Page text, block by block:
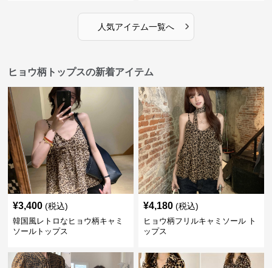
人気アイテム一覧へ ›
ヒョウ柄トップスの新着アイテム
¥3,400 (税込)
韓国風レトロなヒョウ柄キャミ
ソールトップス
¥4,180 (税込)
ヒョウ柄フリルキャミソール ト
ップス